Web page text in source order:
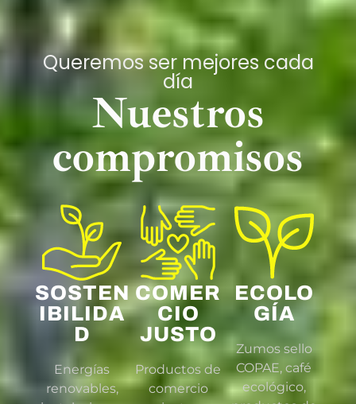
Queremos ser mejores cada
día
Nuestros
compromisos
SOSTEN
IBILIDA
D
Energías
renovables,
COMER
CIO
JUSTO
Productos de
comercio
ECOLO
GÍA
Zumos sello
COPAE, café
ecológico,